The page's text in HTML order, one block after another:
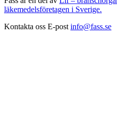
läkemedelsföretagen i Sverige.
Kontakta oss E-post info@fass.se